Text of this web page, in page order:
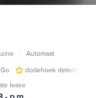
Automaat
dodehoek detectie
lease